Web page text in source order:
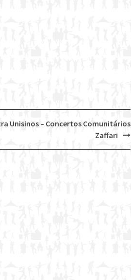
Unisinos – Concertos Comunitários
Zaffari